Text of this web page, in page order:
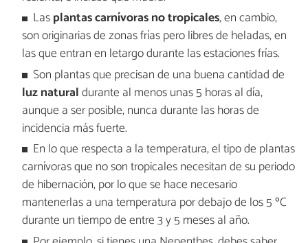
Lasplantas carnívoras no tropicales, en cambio,
son originarias de zonas frías pero libres de heladas, en
las que entran en letargo durante las estaciones frías.
Son plantas que precisan de una buena cantidad de
luz naturaldurante al menos unas 5 horas al día,
aunque a ser posible, nunca durante las horas de
incidencia más fuerte.
En lo que respecta a la temperatura, el tipo de plantas
carnívoras que no son tropicales necesitan de su periodo
de hibernación, por lo que se hace necesario
mantenerlas a una temperatura por debajo de los 5 ºC
durante un tiempo de entre 3 y 5 meses al año.